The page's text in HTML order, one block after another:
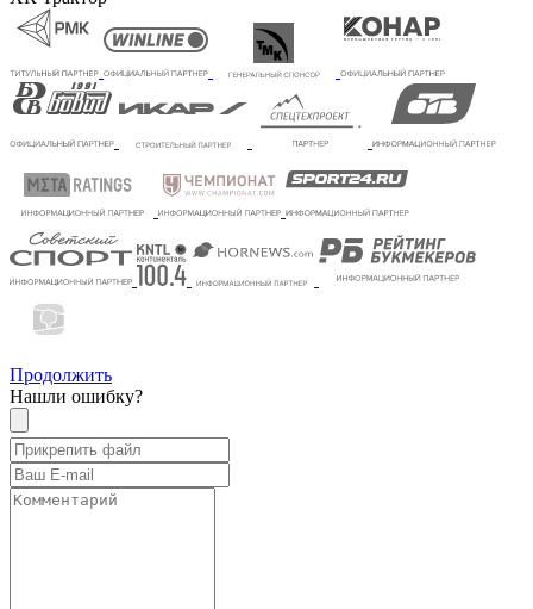
Продолжить
Нашли ошибку?